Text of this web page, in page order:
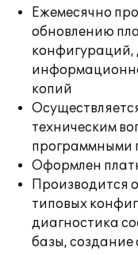
Ежемесячно
обновлению
конфигураций,
копий
техническим
программными
Оформлен
Производится
типовых
диагностика
базы,